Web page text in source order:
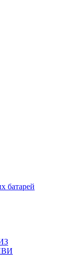
батарей